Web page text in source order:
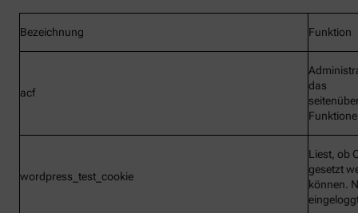
Bezeichnung Funktion
acf
das
wordpress_test_cookie
Liest, ob
gesetzt
können.